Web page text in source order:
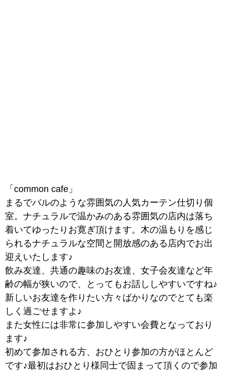
「common cafe」
まるでバルのような雰囲気の人気カーテン仕切り個
室。 ナチュラルで温かみのある雰囲気の店内は落ち
着いてゆったりお寛ぎ頂けます。 木の温もりを感じ
られるナチュラルな空間と開放感のある店内でお出
迎えいたします♪
飲み友達、共通の趣味のお友達、女子会友達など年
齢の幅が狭いので、とってもお話ししやすいですね♪
新しいお友達を作りたい方々ばかりなのでとても楽
しく過ごせますよ♪
また女性には非常に参加しやすい会費となっており
ます♪
初めて参加される方、おひとり参加の方がほとんど
です♪最初はおひとり様同士で固まって頂くので参加